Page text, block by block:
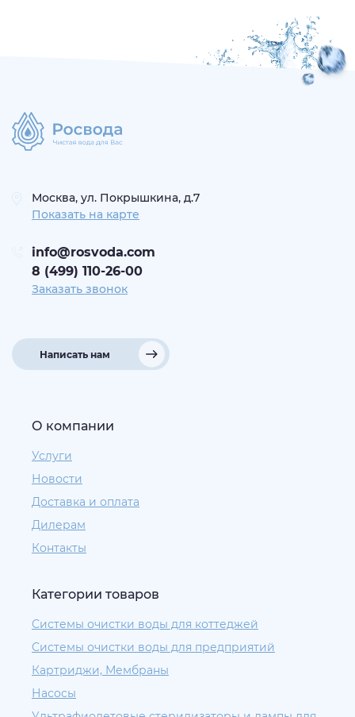
Москва, ул. Покрышкина, д.7
Показать на карте
info@rosvoda.com
8 (499) 110-26-00
Заказать звонок
Написать нам
О компании
Услуги
Новости
Доставка и оплата
Дилерам
Контакты
Категории товаров
Системы очистки воды для коттеджей
Системы очистки воды для предприятий
Картриджи, Мембраны
Насосы